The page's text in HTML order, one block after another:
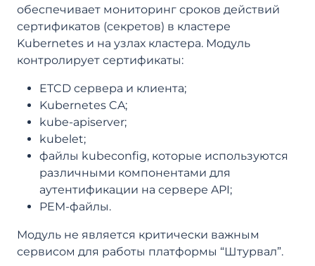
обеспечивает мониторинг сроков действий
сертификатов (секретов) в кластере
Kubernetes и на узлах кластера. Модуль
контролирует сертификаты:
ETCD сервера и клиента;
Kubernetes CA;
kube-apiserver;
kubelet;
файлы kubeconfig, которые используются
различными компонентами для
аутентификации на сервере API;
PEM-файлы.
Модуль не является критически важным
сервисом для работы платформы “Штурвал”.